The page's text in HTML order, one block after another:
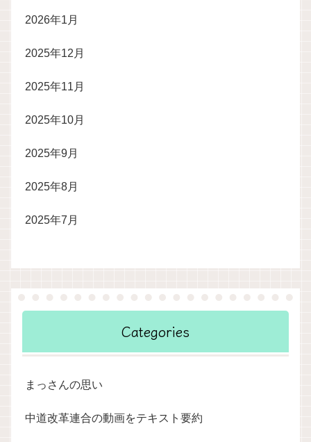
2026年1月
2025年12月
2025年11月
2025年10月
2025年9月
2025年8月
2025年7月
Categories
まっさんの思い
中道改革連合の動画をテキスト要約